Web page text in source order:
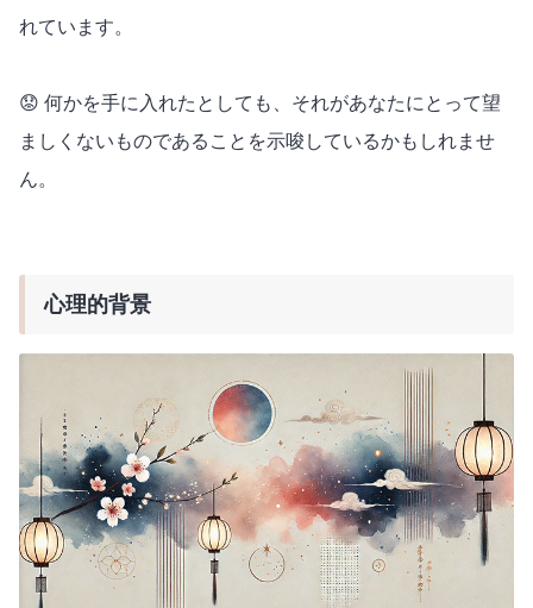
れています。
😟 何かを手に入れたとしても、それがあなたにとって望
ましくないものであることを示唆しているかもしれませ
ん。
心理的背景